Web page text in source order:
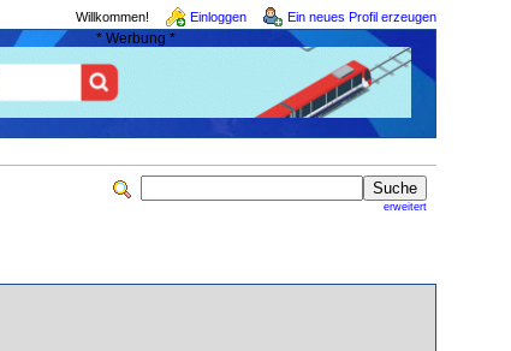
Willkommen! Einloggen Ein neues Profil erzeugen
* Werbung *
erweitert